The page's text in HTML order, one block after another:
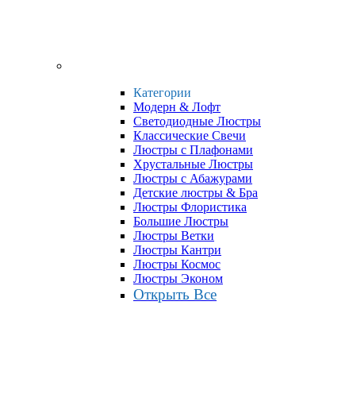
Категории
Модерн & Лофт
Светодиодные Люстры
Классические Свечи
Люстры с Плафонами
Хрустальные Люстры
Люстры с Абажурами
Детские люстры & Бра
Люстры Флористика
Большие Люстры
Люстры Ветки
Люстры Кантри
Люстры Космос
Люстры Эконом
Открыть Все